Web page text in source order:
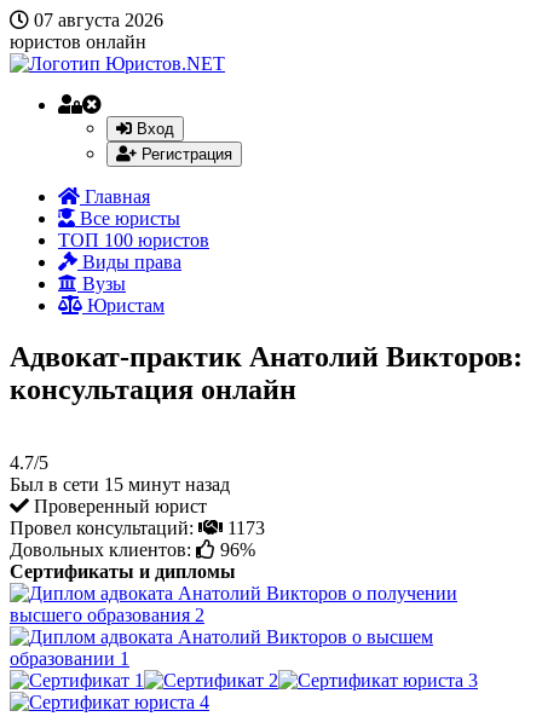
07 августа 2026
юристов онлайн
Вход
Регистрация
Главная
Все юристы
ТОП 100 юристов
Виды права
Вузы
Юристам
Адвокат-практик Анатолий Викторов:
консультация онлайн
4.7/5
Был в сети 15 минут назад
Проверенный юрист
Провел консультаций:
1173
Довольных клиентов:
96%
Сертификаты и дипломы